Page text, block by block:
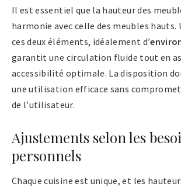
Il est essentiel que la hauteur des
harmonie avec celle des meubles hauts.
ces deux éléments, idéalement d’
garantit une circulation fluide tout en
accessibilité optimale. La disposition
une utilisation efficace sans
de l’utilisateur.
Ajustements selon les
personnels
Chaque cuisine est unique, et les